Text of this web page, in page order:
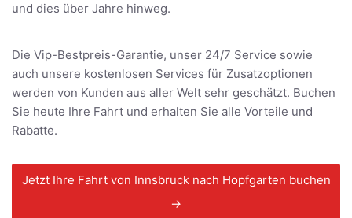
und dies über Jahre hinweg.
Die Vip-Bestpreis-Garantie, unser 24/7 Service sowie
auch unsere kostenlosen Services für Zusatzoptionen
werden von Kunden aus aller Welt sehr geschätzt. Buchen
Sie heute Ihre Fahrt und erhalten Sie alle Vorteile und
Rabatte.
Jetzt Ihre Fahrt von Innsbruck nach Hopfgarten buchen
→